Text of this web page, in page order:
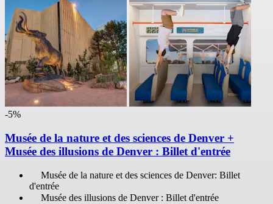
-5%
Musée de la nature et des sciences de Denver +
Musée des illusions de Denver : Billet d'entrée
Musée de la nature et des sciences de Denver: Billet
d'entrée
Musée des illusions de Denver : Billet d'entrée